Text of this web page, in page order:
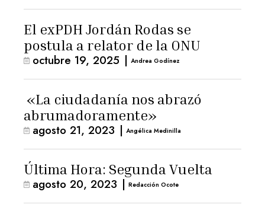
El exPDH Jordán Rodas se
postula a relator de la ONU
octubre 19, 2025 | Andrea Godínez
«La ciudadanía nos abrazó
abrumadoramente»
agosto 21, 2023 | Angélica Medinilla
Última Hora: Segunda Vuelta
agosto 20, 2023 | Redacción Ocote